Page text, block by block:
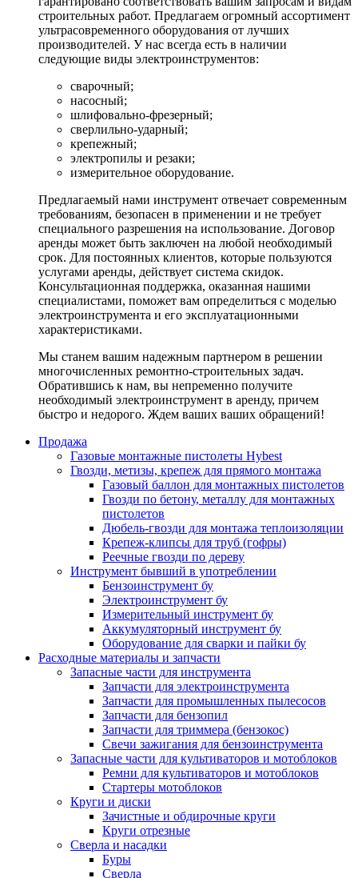
строительных работ. Предлагаем огромный ассортимент
ультрасовременного оборудования от лучших
производителей. У нас всегда есть в наличии
следующие виды электроинструментов:
сварочный;
насосный;
шлифовально-фрезерный;
сверлильно-ударный;
крепежный;
электропилы и резаки;
измерительное оборудование.
Предлагаемый нами инструмент отвечает современным
требованиям, безопасен в применении и не требует
специального разрешения на использование. Договор
аренды может быть заключен на любой необходимый
срок. Для постоянных клиентов, которые пользуются
услугами аренды, действует система скидок.
Консультационная поддержка, оказанная нашими
специалистами, поможет вам определиться с моделью
электроинструмента и его эксплуатационными
характеристиками.
Мы станем вашим надежным партнером в решении
многочисленных ремонтно-строительных задач.
Обратившись к нам, вы непременно получите
необходимый электроинструмент в аренду, причем
быстро и недорого. Ждем ваших ваших обращений!
Продажа
Газовые монтажные пистолеты Hybest
Гвозди, метизы, крепеж для прямого монтажа
Газовый баллон для монтажных пистолетов
Гвозди по бетону, металлу для монтажных
пистолетов
Дюбель-гвозди для монтажа теплоизоляции
Крепеж-клипсы для труб (гофры)
Реечные гвозди по дереву
Инструмент бывший в употреблении
Бензоинструмент бу
Электроинструмент бу
Измерительный инструмент бу
Аккумуляторный инструмент бу
Оборудование для сварки и пайки бу
Расходные материалы и запчасти
Запасные части для инструмента
Запчасти для электроинструмента
Запчасти для промышленных пылесосов
Запчасти для бензопил
Запчасти для триммера (бензокос)
Свечи зажигания для бензоинструмента
Запасные части для культиваторов и мотоблоков
Ремни для культиваторов и мотоблоков
Стартеры мотоблоков
Круги и диски
Зачистные и обдирочные круги
Круги отрезные
Сверла и насадки
Буры
Сверла